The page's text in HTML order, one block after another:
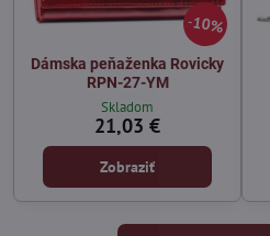
10%
Dámska peňaženka Rovicky
RPN-27-YM
Skladom
21,03 €
Zobraziť